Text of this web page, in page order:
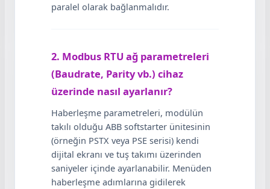
paralel olarak bağlanmalıdır.
2. Modbus RTU ağ parametreleri
(Baudrate, Parity vb.) cihaz
üzerinde nasıl ayarlanır?
Haberleşme parametreleri, modülün
takılı olduğu ABB softstarter ünitesinin
(örneğin PSTX veya PSE serisi) kendi
dijital ekranı ve tuş takımı üzerinden
saniyeler içinde ayarlanabilir. Menüden
haberleşme adımlarına gidilerek